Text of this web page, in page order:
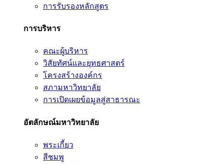
การรับรองหลักสูตร
การบริหาร
คณะผู้บริหาร
วิสัยทัศน์และยุทธศาสตร์
โครงสร้างองค์กร
สภามหาวิทยาลัย
การเปิดเผยข้อมูลสู่สาธารณะ
อัตลักษณ์มหาวิทยาลัย
พระเกี้ยว
สีชมพู